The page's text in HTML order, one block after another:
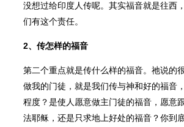
没想过给印度人传呢。其实福音就是往西
们有这个责任。
2、传怎样的福音
第二个重点就是传什么样的福音。祂说的
做我的门徒，就是我们传与神和好的福音
程度？是使人愿意做主门徒的福音，愿意
法耶稣，还是只求地上好处的福音？你到